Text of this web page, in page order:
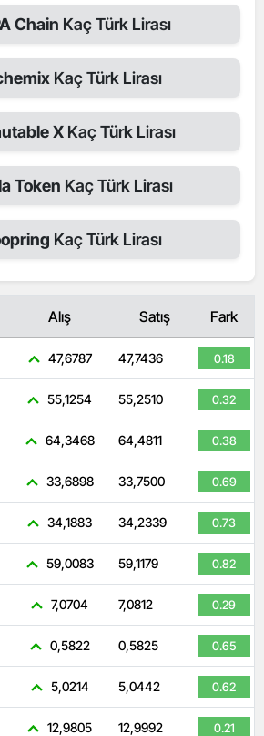
Chain Kaç Türk Lirası
Kaç Türk Lirası
X Kaç Türk Lirası
Token Kaç Türk Lirası
Kaç Türk Lirası
Alış Satış Fark
47,6787 47,7436 0.18
55,1254 55,2510 0.32
64,3468 64,4811 0.38
33,6898 33,7500 0.69
34,1883 34,2339 0.73
59,0083 59,1179 0.82
7,0704 7,0812 0.29
0,5822 0,5825 0.65
5,0214 5,0442 0.62
12,9805 12,9992 0.21